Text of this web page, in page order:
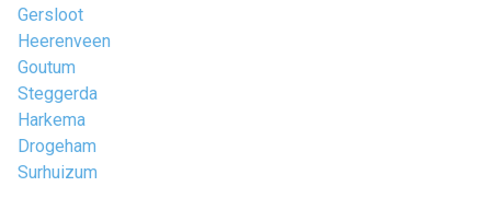
Gersloot
Heerenveen
Goutum
Steggerda
Harkema
Drogeham
Surhuizum